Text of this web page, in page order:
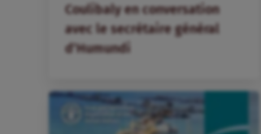
Coulibaly en conversation
avec le secrétaire général
d’Humundi